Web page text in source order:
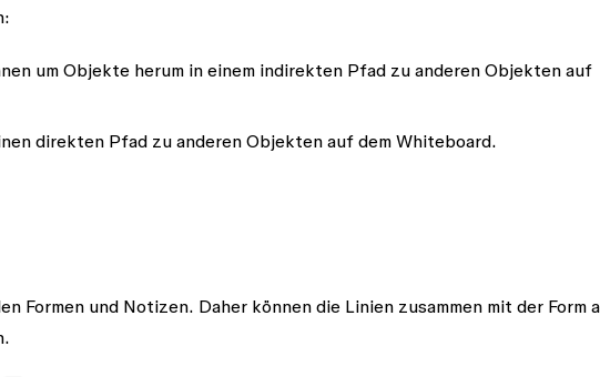
um Objekte herum in einem indirekten Pfad zu anderen Objekten auf
direkten Pfad zu anderen Objekten auf dem Whiteboard.
Formen und Notizen. Daher können die Linien zusammen mit der Form